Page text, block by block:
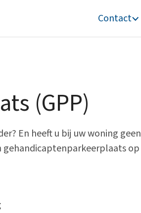
Contact
(GPP)
En heeft u bij uw woning geen
gehandicaptenparkeerplaats op